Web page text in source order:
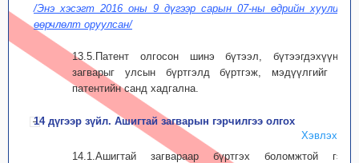
/Энэ хэсэгт 2016 оны 9 дүгээр сарын 07-ны өдрийн хуулиар
өөрчлөлт оруулсан/
13.5.Патент олгосон шинэ бүтээл, бүтээгдэхүүний
загварыг улсын бүртгэлд бүртгэж, мэдүүлгийг нь
патентийн санд хадгална.
14 дүгээр зүйл. Ашигтай загварын гэрчилгээ олгох
Хэвлэх
14.1.Ашигтай загвараар бүртгэх боломжтой гэж